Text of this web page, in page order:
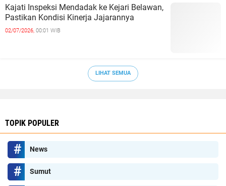
Kajati Inspeksi Mendadak ke Kejari Belawan,
Pastikan Kondisi Kinerja Jajarannya
02/07/2026, 00:01 WIB
LIHAT SEMUA
TOPIK POPULER
News
Sumut